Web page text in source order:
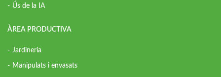
Ús de la IA
ÀREA PRODUCTIVA
Jardineria
Manipulats i envasats